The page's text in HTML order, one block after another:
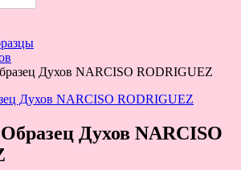
Духов NARCISO RODRIGUEZ
Духов NARCISO